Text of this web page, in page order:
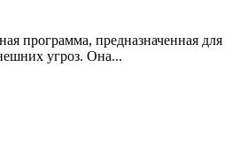
программа, предназначенная для
угроз. Она...